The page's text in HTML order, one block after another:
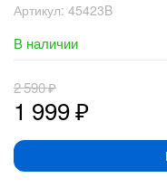
Артикул: 45423B
В наличии
1 999₽
2 590₽